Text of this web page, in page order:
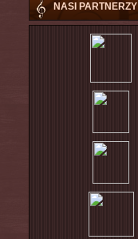
NASI PARTNERZY